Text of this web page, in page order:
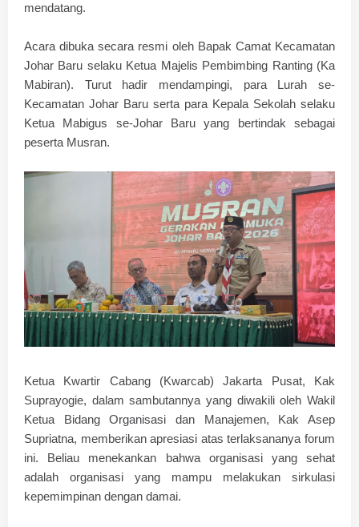
mendatang.
​Acara dibuka secara resmi oleh Bapak Camat Kecamatan
Johar Baru selaku Ketua Majelis Pembimbing Ranting (Ka
Mabiran). Turut hadir mendampingi, para Lurah se-
Kecamatan Johar Baru serta para Kepala Sekolah selaku
Ketua Mabigus se-Johar Baru yang bertindak sebagai
peserta Musran.
Ketua Kwartir Cabang (Kwarcab) Jakarta Pusat, Kak
Suprayogie, dalam sambutannya yang diwakili oleh Wakil
Ketua Bidang Organisasi dan Manajemen, Kak Asep
Supriatna, memberikan apresiasi atas terlaksananya forum
ini. Beliau menekankan bahwa organisasi yang sehat
adalah organisasi yang mampu melakukan sirkulasi
kepemimpinan dengan damai.